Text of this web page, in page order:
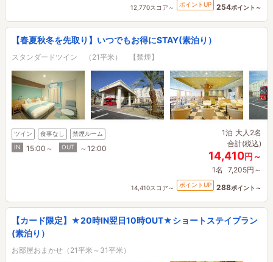
12,770スコア～ ポイントUP 254ポイント～
【春夏秋冬を先取り】いつでもお得にSTAY(素泊り）
スタンダードツイン （21平米） 【禁煙】
ツイン 食事なし
禁煙ルーム
IN
15:00～ OUT ～12:00
1泊 大人2名
合計(税込)
14,410円～
1名 7,205円～
14,410スコア～ ポイントUP 288ポイント～
【カード限定】★20時IN翌日10時OUT★ショートステイプラン
(素泊り）
お部屋おまかせ（21平米～31平米）